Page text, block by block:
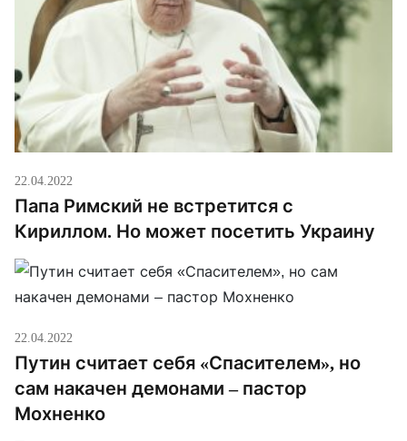
22.04.2022
Папа Римский не встретится с
Кириллом. Но может посетить Украину
22.04.2022
Путин считает себя «Спасителем», но
сам накачен демонами – пастор
Мохненко